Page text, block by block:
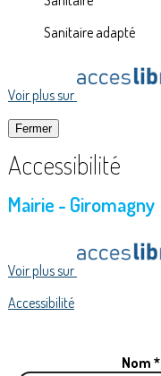
Sanitaire adapté
Voir plus sur
Fermer
Accessibilité
Mairie - Giromagny
Voir plus sur
Accessibilité
Nom *